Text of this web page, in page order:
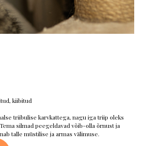
kiibitud
triibulise karvkattega, nagu iga triip oleks
silmad peegeldavad võib-olla õrnust ja
talle müstilise ja armas välimuse.